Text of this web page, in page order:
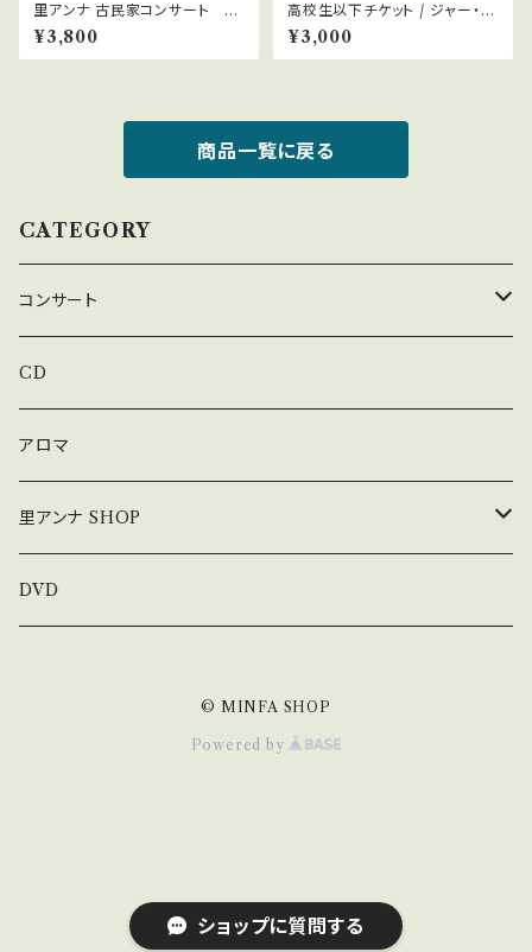
ショップに質問する
里アンナ 古民家コンサート 昼
の宴
¥3,800
高校生以下チケット / ジャー・パ
ンファン・コンサート 〜和の伝
統と響き合う
¥3,000
商品一覧に戻る
CATEGORY
コンサート
上松美香コンサート
CD
アロマ
里アンナ SHOP
コンサート
DVD
© MINFA SHOP
Powered by